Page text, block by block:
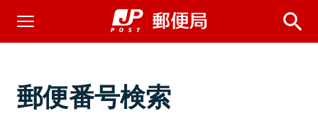
郵便番号検索